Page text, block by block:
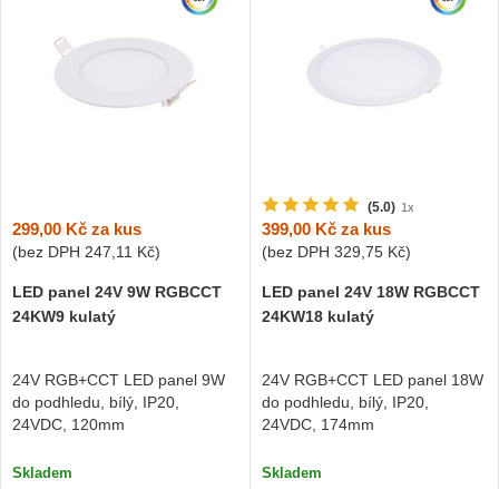
299,00 Kč za kus
(bez DPH 247,11 Kč)
LED panel 24V 9W RGBCCT
24KW9 kulatý
24V RGB+CCT LED panel 9W
do podhledu, bílý, IP20,
24VDC, 120mm
Skladem
(5.0) 1x
399,00 Kčza kus
(bez DPH 329,75 Kč)
LED panel 24V 18W RGBCCT
24KW18 kulatý
24V RGB+CCT LED panel 18W
do podhledu, bílý, IP20,
24VDC, 174mm
Skladem